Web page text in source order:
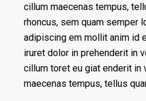
cillum maecenas tempus,
rhoncus, sem quam semper
adipiscing em mollit anim id
iruret dolor in prehenderit in
cillum toret eu giat enderit
maecenas tempus, tellus